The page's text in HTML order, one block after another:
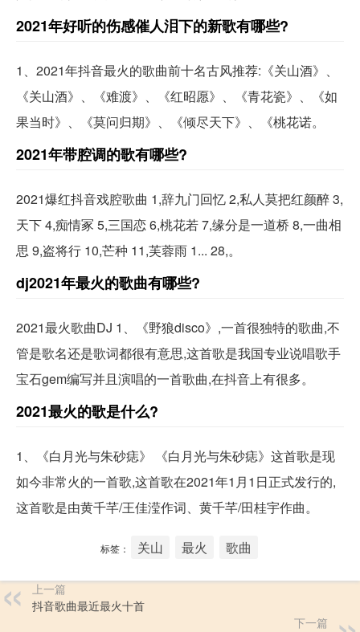
2021年好听的伤感催人泪下的新歌有哪些?
1、2021年抖音最火的歌曲前十名古风推荐:《关山酒》、
《关山酒》、《难渡》、《红昭愿》、《青花瓷》、《如
果当时》、《莫问归期》、《倾尽天下》、《桃花诺。
2021年带腔调的歌有哪些?
2021爆红抖音戏腔歌曲 1,辞九门回忆 2,私人莫把红颜醉 3,
天下 4,痴情冢 5,三国恋 6,桃花若 7,缘分是一道桥 8,一曲相
思 9,盗将行 10,芒种 11,芙蓉雨 1... 28,。
dj2021年最火的歌曲有哪些?
2021最火歌曲DJ 1、《野狼disco》,一首很独特的歌曲,不
管是歌名还是歌词都很有意思,这首歌是我国专业说唱歌手
宝石gem编写并且演唱的一首歌曲,在抖音上有很多。
2021最火的歌是什么?
1、《白月光与朱砂痣》 《白月光与朱砂痣》这首歌是现
如今非常火的一首歌,这首歌在2021年1月1日正式发行的,
这首歌是由黄千芊/王佳滢作词、黄千芊/田桂宇作曲。
标签： 关山 最火 歌曲
上一篇
抖音歌曲最近最火十首
下一篇